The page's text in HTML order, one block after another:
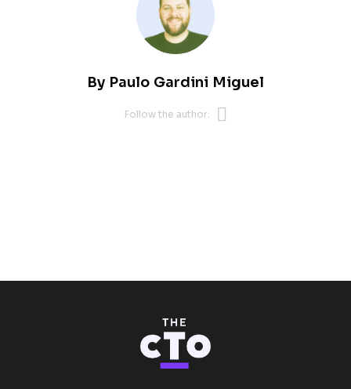
By Paulo Gardini Miguel
Follow the author: